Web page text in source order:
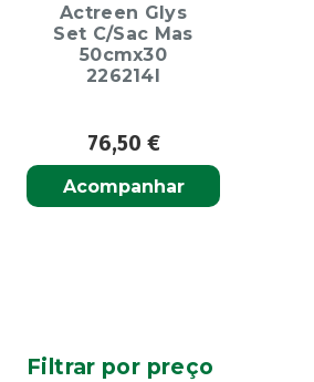
Actreen Glys
Set C/Sac Mas
50cmx30
226214l
76,50 €
Acompanhar
Filtrar por preço